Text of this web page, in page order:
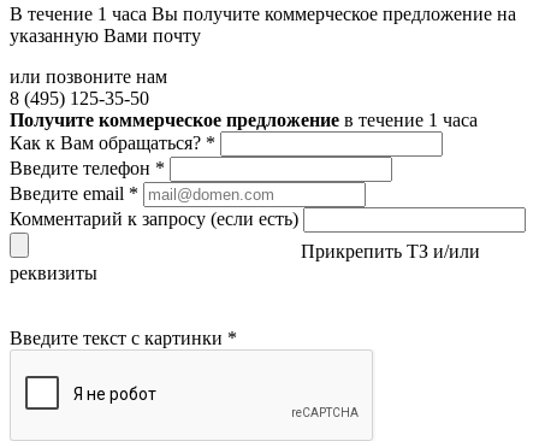
В течение 1 часа Вы получите коммерческое предложение на
указанную Вами почту
или позвоните нам
8 (495) 125-35-50
Получите коммерческое предложение в течение 1 часа
Как к Вам обращаться? *
Введите телефон *
Введите email *
Комментарий к запросу (если есть)
Прикрепить ТЗ и/или
реквизиты
Введите текст с картинки *